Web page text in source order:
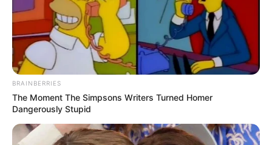
BRAINBERRIES
The Moment The Simpsons Writers Turned Homer
Dangerously Stupid